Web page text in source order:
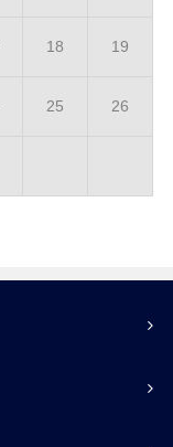
18 19
25 26